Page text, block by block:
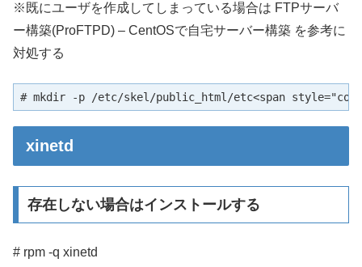
※既にユーザを作成してしまっている場合は FTPサーバ
ー構築(ProFTPD) – CentOSで自宅サーバー構築 を参考に
対処する
# mkdir -p /etc/skel/public_html/etc<span
xinetd
存在しない場合はインストールする
# rpm -q xinetd